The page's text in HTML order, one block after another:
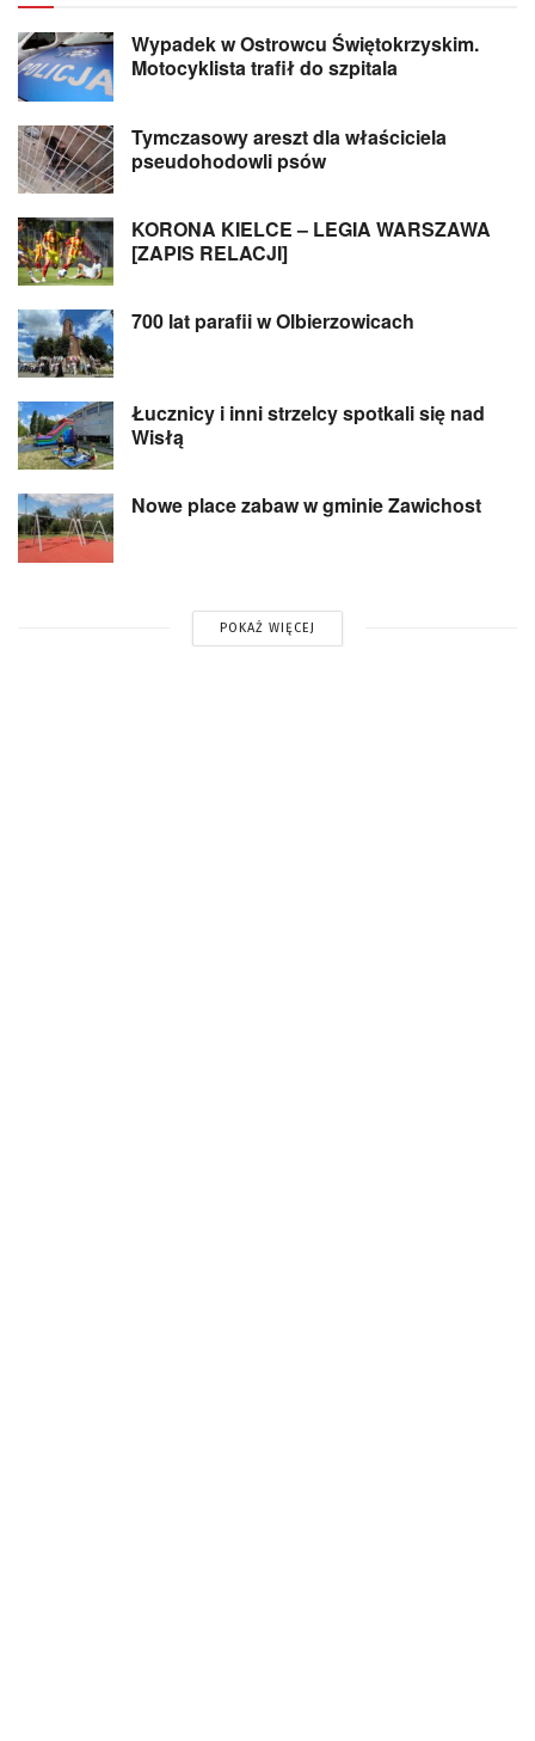
Wypadek w Ostrowcu Świętokrzyskim.
Motocyklista trafił do szpitala
Tymczasowy areszt dla właściciela
pseudohodowli psów
KORONA KIELCE – LEGIA WARSZAWA
[ZAPIS RELACJI]
700 lat parafii w Olbierzowicach
Łucznicy i inni strzelcy spotkali się nad
Wisłą
Nowe place zabaw w gminie Zawichost
POKAŻ WIĘCEJ